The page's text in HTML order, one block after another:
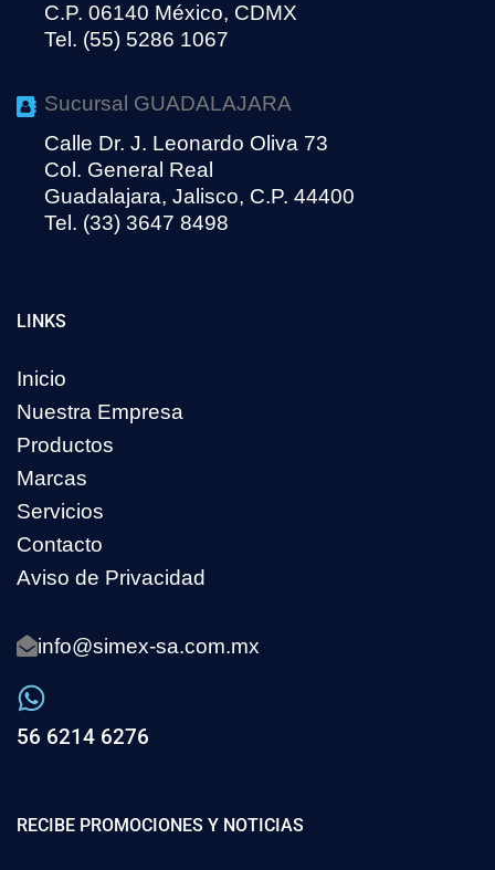
C.P. 06140 México, CDMX
Tel. (55) 5286 1067
Sucursal GUADALAJARA
Calle Dr. J. Leonardo Oliva 73
Col. General Real
Guadalajara, Jalisco, C.P. 44400
Tel. (33) 3647 8498
LINKS
Inicio
Nuestra Empresa
Productos
Marcas
Servicios
Contacto
Aviso de Privacidad
info@simex-sa.com.mx
56 6214 6276
RECIBE PROMOCIONES Y NOTICIAS